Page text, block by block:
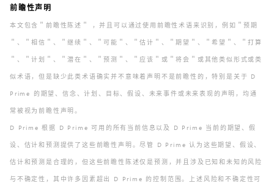
前瞻性声明
本文包含＂前瞻性陈述＂ ，并且可以通过使用前瞻性术语来识别，例如＂预期
＂、＂相信＂、＂继续＂、＂可能＂、＂估计＂、＂期望＂、＂希望＂、＂打算
＂、＂计划＂、＂潜在＂、＂预测＂、＂应该＂或＂将会＂或其他类似形式或类
似术语，但是缺少此类术语确实并不意味着声明不是前瞻性的，特别是关于 D
Prime 的期望、信念、计划、目标、假设、未来事件或未来表现的声明，均通
常被视为前瞻性声明。
D Prime 根据 D Prime 可用的所有当前信息以及 D Prime 当前的期望、假
设、估计和预测提供了这些前瞻性声明。尽管 D Prime 认为这些期望、假设、
估计和预测是合理的，但这些前瞻性陈述仅是预测，并且涉及已知和未知的风险
与不确定性，其中许多因素超出 D Prime 的控制范围。上述风险和不确定性可